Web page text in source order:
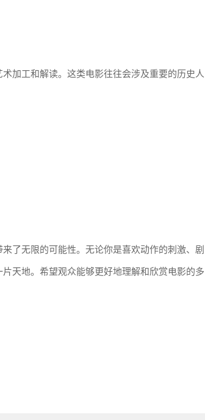
加工和解读。这类电影往往会涉及重要的历史人
了无限的可能性。无论你是喜欢动作的刺激、剧
天地。希望观众能够更好地理解和欣赏电影的多